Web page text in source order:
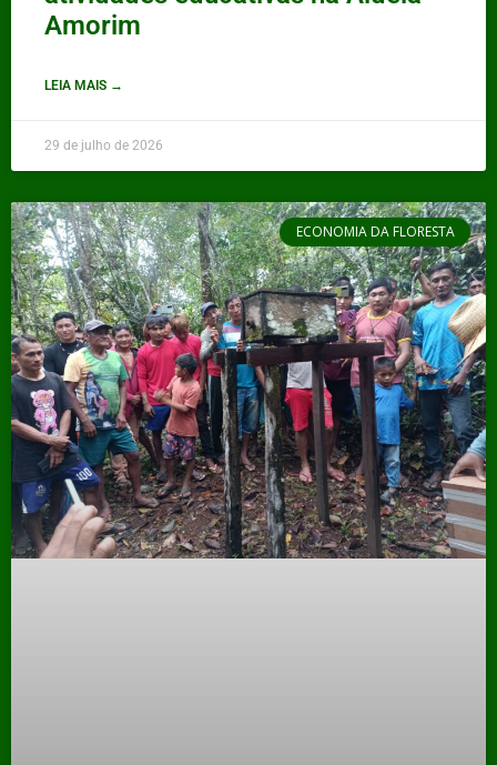
Amorim
LEIA MAIS →
29 de julho de 2026
ECONOMIA DA FLORESTA